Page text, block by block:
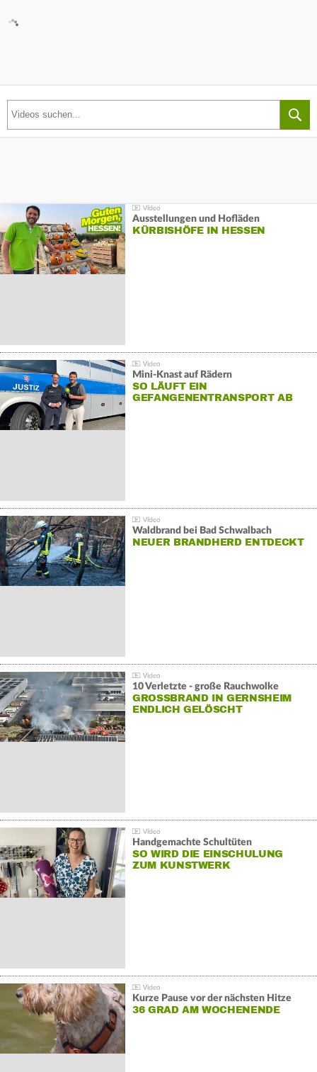
Ausstellungen und Hofläden
KÜRBISHÖFE IN HESSEN
Mini-Knast auf Rädern
SO LÄUFT EIN
GEFANGENENTRANSPORT AB
Waldbrand bei Bad Schwalbach
NEUER BRANDHERD ENTDECKT
10 Verletzte - große Rauchwolke
GROSSBRAND IN GERNSHEIM E
NDLICH GELÖSCHT
Handgemachte Schultüten
SO WIRD DIE EINSCHULUNG
ZUM KUNSTWERK
Kurze Pause vor der nächsten Hitze
36 GRAD AM WOCHENENDE